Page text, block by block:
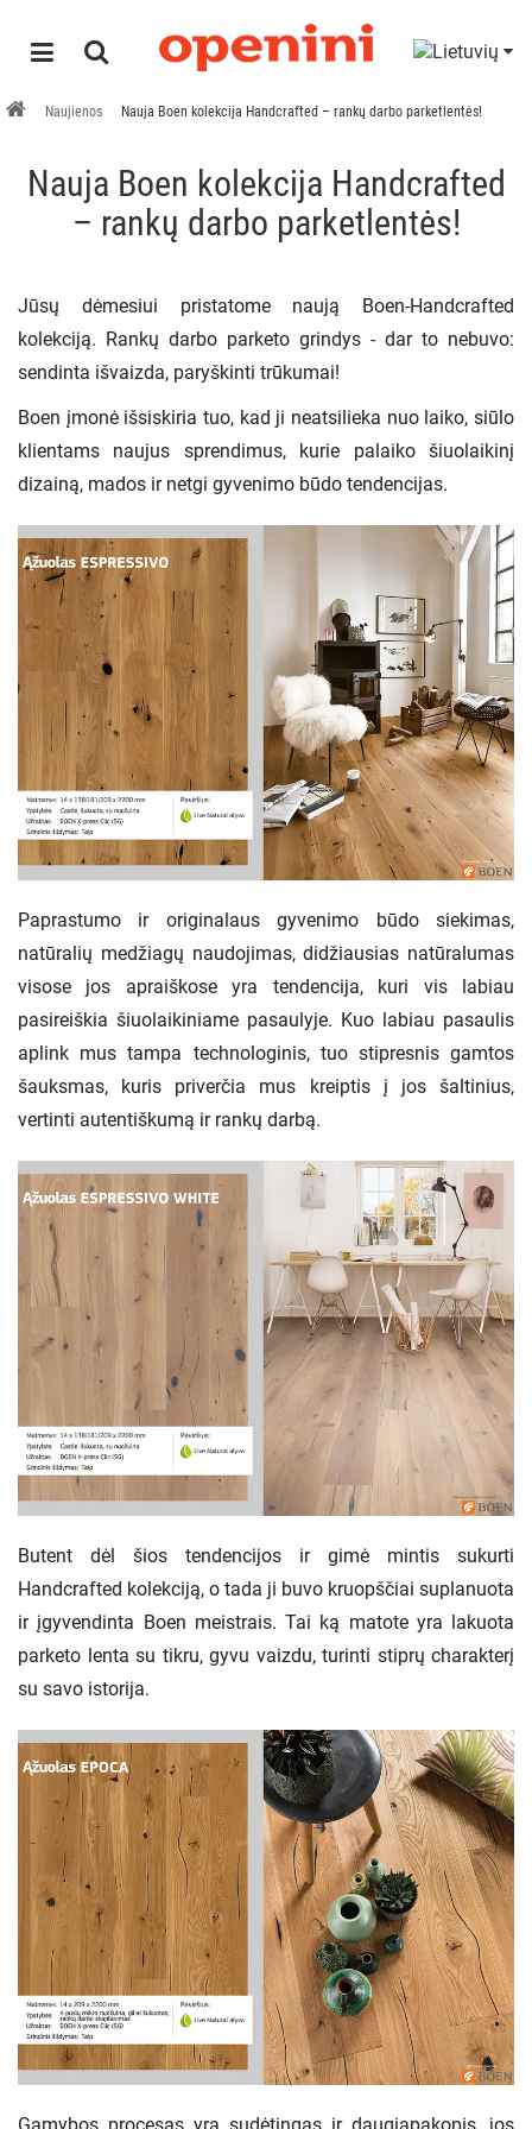
Naujienos Nauja Boen kolekcija Handcrafted – rankų darbo parketlentės!
Nauja Boen kolekcija Handcrafted
– rankų darbo parketlentės!
Jūsų dėmesiui pristatome naują Boen-Handcrafted
kolekciją. Rankų darbo parketo grindys - dar to nebuvo:
sendinta išvaizda, paryškinti trūkumai!
Boen įmonė išsiskiria tuo, kad ji neatsilieka nuo laiko, siūlo
klientams naujus sprendimus, kurie palaiko šiuolaikinį
dizainą, mados ir netgi gyvenimo būdo tendencijas.
Paprastumo ir originalaus gyvenimo būdo siekimas,
natūralių medžiagų naudojimas, didžiausias natūralumas
visose jos apraiškose yra tendencija, kuri vis labiau
pasireiškia šiuolaikiniame pasaulyje. Kuo labiau pasaulis
aplink mus tampa technologinis, tuo stipresnis gamtos
šauksmas, kuris priverčia mus kreiptis į jos šaltinius,
vertinti autentiškumą ir rankų darbą.
Butent dėl šios tendencijos ir gimė mintis sukurti
Handcrafted kolekciją, o tada ji buvo kruopščiai suplanuota
ir įgyvendinta Boen meistrais. Tai ką matote yra lakuota
parketo lenta su tikru, gyvu vaizdu, turinti stiprų charakterį
su savo istorija.
Gamybos procesas yra sudėtingas ir daugiapakopis, jos